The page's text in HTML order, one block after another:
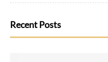
Recent Posts